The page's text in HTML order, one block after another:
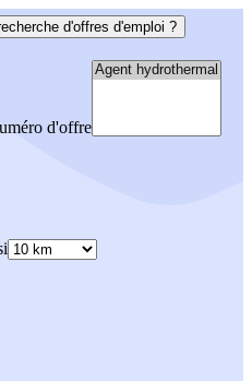
d'offres d'emploi ?
d'offre